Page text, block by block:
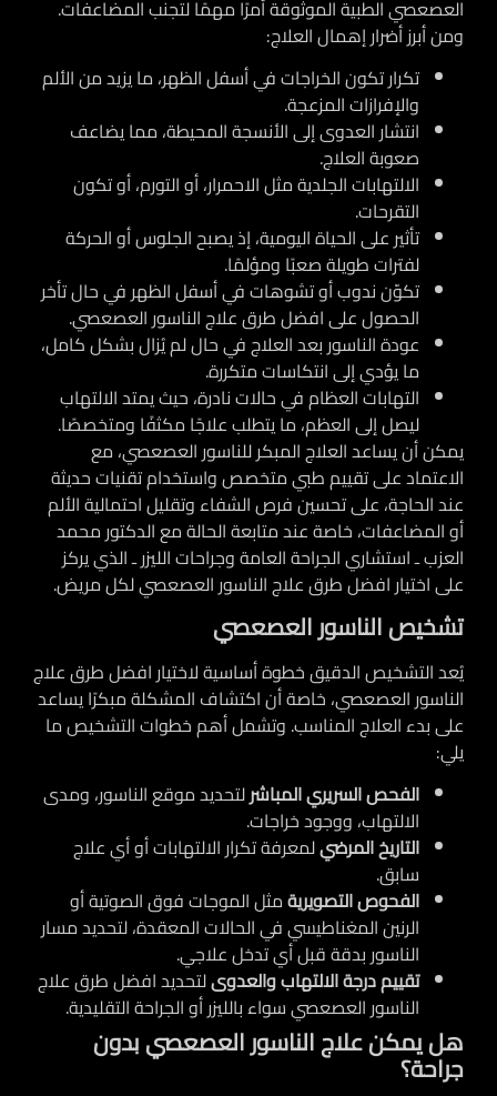
العصعصي الطبية الموثوقة أمرًا مهمًا لتجنب المضاعفات.
ومن أبرز أضرار إهمال العلاج:
تكرار تكون الخراجات في أسفل الظهر، ما يزيد من الألم
والإفرازات المزعجة.
انتشار العدوى إلى الأنسجة المحيطة، مما يضاعف
صعوبة العلاج.
الالتهابات الجلدية مثل الاحمرار، أو التورم، أو تكون
التقرحات.
تأثير على الحياة اليومية، إذ يصبح الجلوس أو الحركة
لفترات طويلة صعبًا ومؤلمًا.
تكوّن ندوب أو تشوهات في أسفل الظهر في حال تأخر
الحصول على افضل طرق علاج الناسور العصعصي.
عودة الناسور بعد العلاج في حال لم يُزال بشكل كامل،
ما يؤدي إلى انتكاسات متكررة.
التهابات العظام في حالات نادرة، حيث يمتد الالتهاب
ليصل إلى العظم، ما يتطلب علاجًا مكثفًا ومتخصصًا.
يمكن أن يساعد العلاج المبكر للناسور العصعصي، مع
الاعتماد على تقييم طبي متخصص واستخدام تقنيات حديثة
عند الحاجة، على تحسين فرص الشفاء وتقليل احتمالية الألم
أو المضاعفات، خاصة عند متابعة الحالة مع الدكتور محمد
العزب ـ استشاري الجراحة العامة وجراحات الليزر ـ الذي يركز
على اختيار افضل طرق علاج الناسور العصعصي لكل مريض.
تشخيص الناسور العصعصي
يُعد التشخيص الدقيق خطوة أساسية لاختيار افضل طرق علاج
الناسور العصعصي، خاصة أن اكتشاف المشكلة مبكرًا يساعد
على بدء العلاج المناسب. وتشمل أهم خطوات التشخيص ما
يلي:
الفحص السريري المباشرلتحديد موقع الناسور، ومدى
الالتهاب، ووجود خراجات.
التاريخ المرضيلمعرفة تكرار الالتهابات أو أي علاج
سابق.
الفحوص التصويريةمثل الموجات فوق الصوتية أو
الرنين المغناطيسي في الحالات المعقدة، لتحديد مسار
الناسور بدقة قبل أي تدخل علاجي.
تقييم درجة الالتهاب والعدوىلتحديد افضل طرق علاج
الناسور العصعصي سواء بالليزر أو الجراحة التقليدية.
هل يمكن علاج الناسور العصعصي بدون
جراحة؟